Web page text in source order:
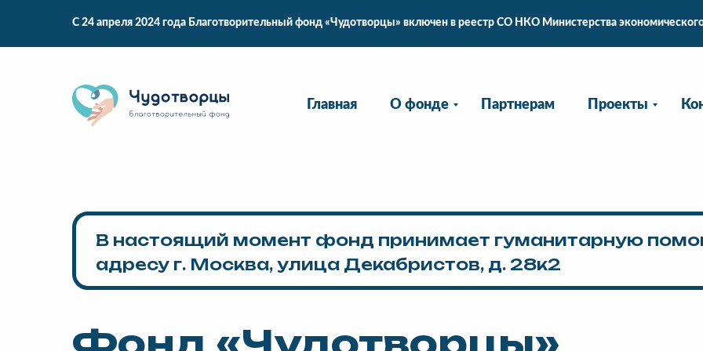
С 24 апреля 2024 года Благотворительный фонд «Чудотворцы» включен в реестр СО НКО Министерства
Партнерам Проекты
О фонде
Главная
В настоящий момент фонд принимает гуманитарную
адресу г. Москва, улица Декабристов, д. 28к2